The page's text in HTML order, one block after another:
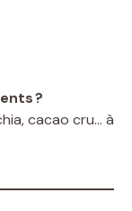
?
cacao cru… à